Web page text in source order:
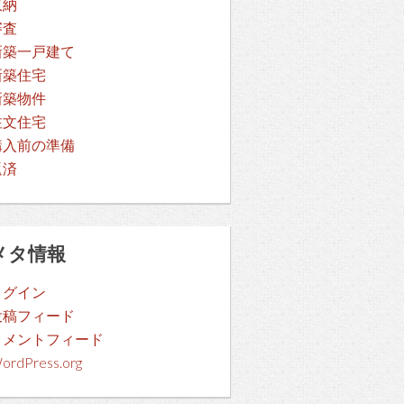
一戸建て
住宅
物件
住宅
前の準備
タ情報
イン
フィード
ントフィード